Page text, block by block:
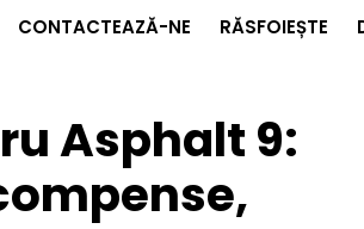
CONTACTEAZĂ-NE RĂSFOIEȘTE
Asphalt 9: